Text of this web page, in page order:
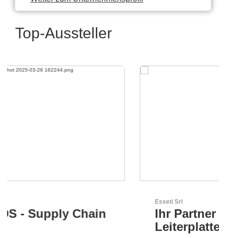
Top-Aussteller
Ihr Partner für High-Tech-